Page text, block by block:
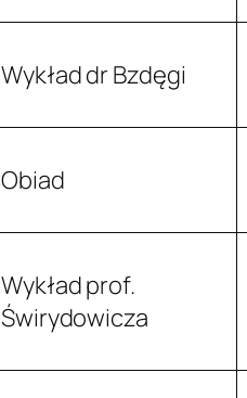
Wykład dr Bzdęgi
Obiad
Wykład prof.
Świrydowicza